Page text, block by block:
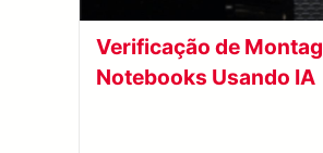
Verificação de
Notebooks Usando IA